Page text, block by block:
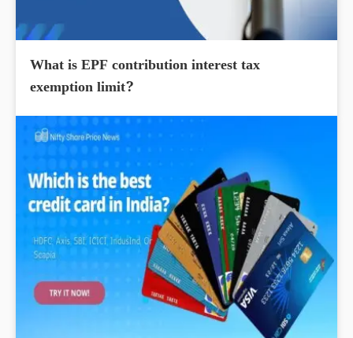
What is EPF contribution interest tax
exemption limit?